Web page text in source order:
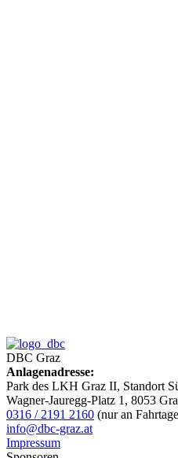
DBC Graz
Anlagenadresse:
Park des LKH Graz II, Standort
Wagner-Jauregg-Platz 1, 8053
0316 / 2191 2160 (nur an
info@dbc-graz.at
Impressum